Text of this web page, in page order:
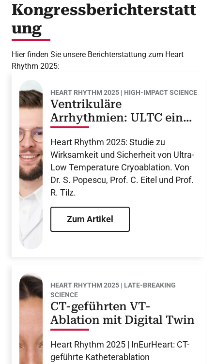
Kongressberichterstatt
ung
Hier finden Sie unsere Berichterstattung zum Heart
Rhythm 2025:
HEART RHYTHM 2025 | HIGH-IMPACT SCIENCE
Ventrikuläre
Arrhythmien: ULTC eine
Alternative zur RF-
Ablation?
Heart Rhythm 2025: Studie zu
Wirksamkeit und Sicherheit von Ultra-
Low Temperature Cryoablation. Von
Dr. S. Popescu, Prof. C. Eitel und Prof.
R. Tilz.
Zum Artikel
HEART RHYTHM 2025 | LATE-BREAKING
SCIENCE
CT-geführten VT-
Ablation mit Digital Twin
Heart Rhythm 2025 | InEurHeart: CT-
geführte Katheterablation